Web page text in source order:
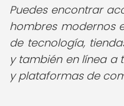
Puedes encontrar
hombres modernos
de tecnología,
y también en línea a
y plataformas de